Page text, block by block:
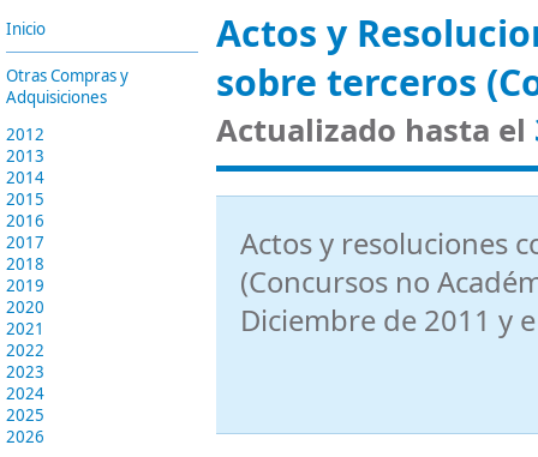
Inicio
Otras Compras y
Adquisiciones
2012
2013
2014
2015
2016
2017
2018
2019
2020
2021
2022
2023
2024
2025
2026
Actos y
sobre terceros
Actualizado hasta el
Actos y resoluciones
(Concursos no
Diciembre de 2011 y